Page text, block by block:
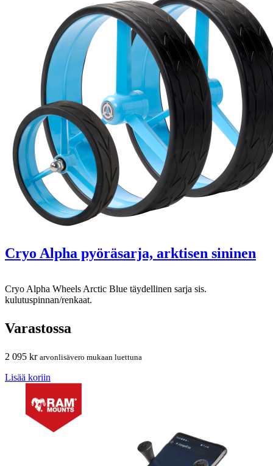
Cryo Alpha pyöräsarja, arktisen sininen
Cryo Alpha Wheels Arctic Blue täydellinen sarja sis.
kulutuspinnan/renkaat.
Varastossa
2 095 kr arvonlisävero mukaan luettuna
Lisää koriin